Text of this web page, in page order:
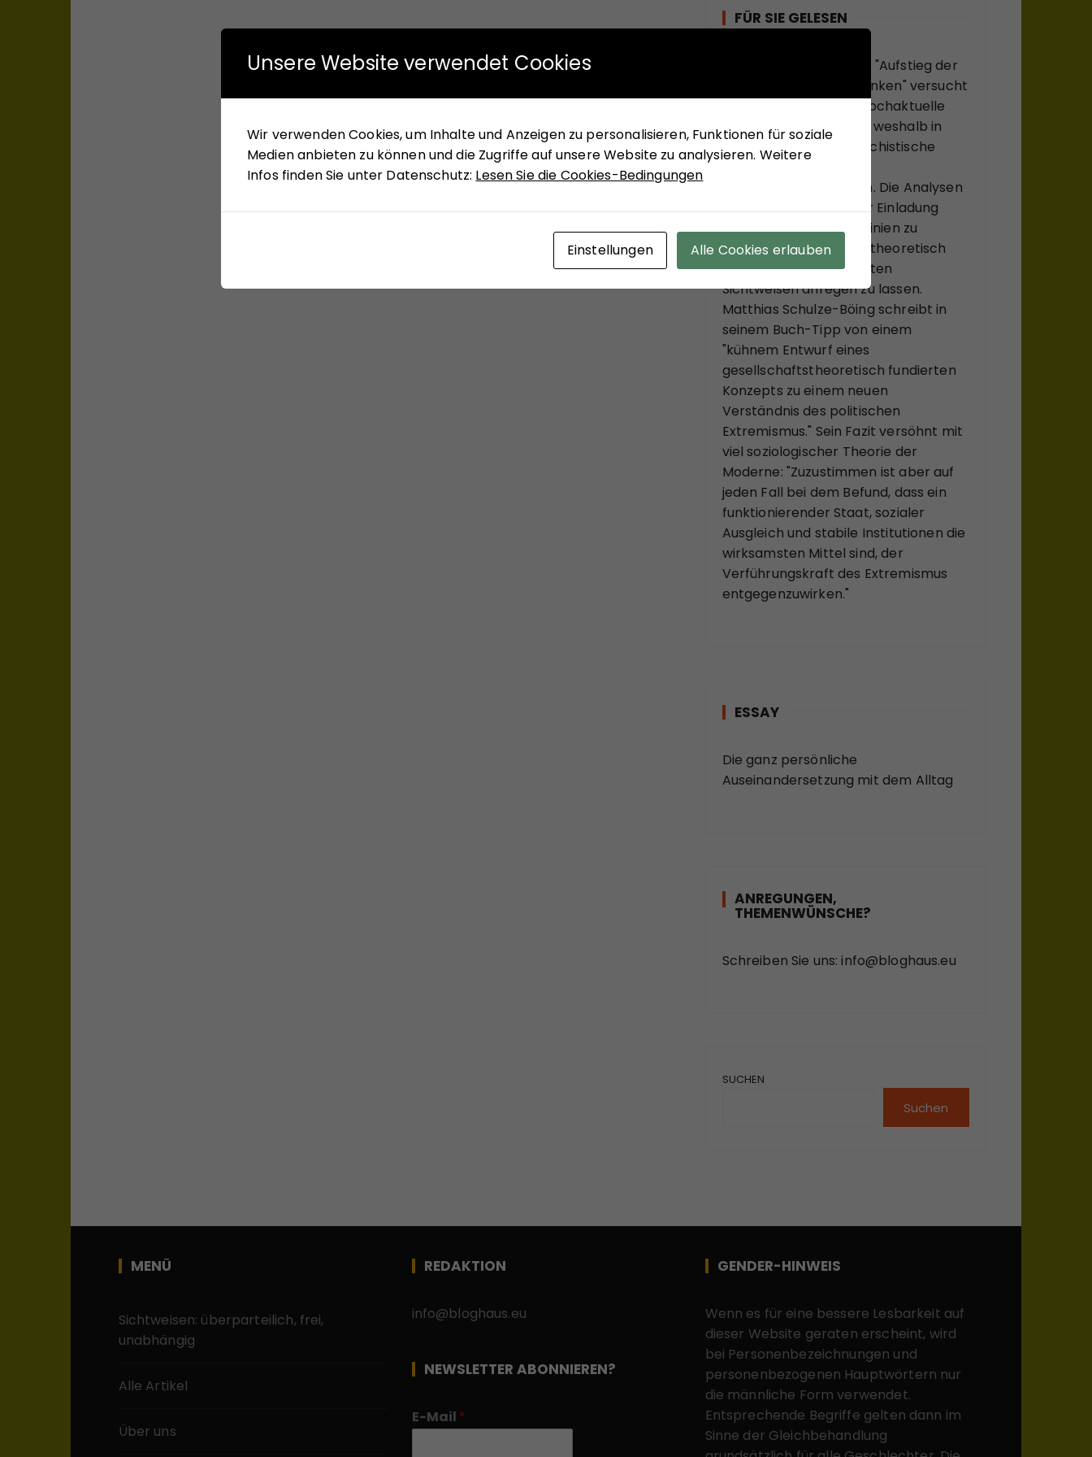
FÜR SIE GELESEN
Mit seinem neuen Buch "Aufstieg der
Rechten, Abstieg der Linken" versucht
Hans-Jürgen Arlt die hochaktuelle
Frage zu beantworten, weshalb in
modernen Ländern faschistische
Anziehungskraft haben. Die Analysen
des Buches sollen einer Einladung
sein, bekannte Diskurslinien zu
verlassen, sich, systemtheoretisch
inspiriert, zu ungewohnten
Sichtweisen anregen zu lassen.
Matthias Schulze-Böing schreibt in
seinem Buch-Tipp von einem
"kühnem Entwurf eines
gesellschaftstheoretisch fundierten
Konzepts zu einem neuen
Verständnis des politischen
Extremismus." Sein Fazit versöhnt mit
viel soziologischer Theorie der
Moderne: "Zuzustimmen ist aber auf
jeden Fall bei dem Befund, dass ein
funktionierender Staat, sozialer
Ausgleich und stabile Institutionen die
wirksamsten Mittel sind, der
Verführungskraft des Extremismus
entgegenzuwirken."
ESSAY
Die ganz persönliche
Auseinandersetzung mit dem Alltag
ANREGUNGEN,
THEMENWÜNSCHE?
Schreiben Sie uns: info@bloghaus.eu
SUCHEN
Suchen
MENÜ
Sichtweisen: überparteilich, frei,
unabhängig
Alle Artikel
Über uns
REDAKTION
info@bloghaus.eu
NEWSLETTER ABONNIEREN?
E-Mail *
GENDER-HINWEIS
Wenn es für eine bessere Lesbarkeit auf
dieser Website geraten erscheint, wird
bei Personenbezeichnungen und
personenbezogenen Hauptwörtern nur
die männliche Form verwendet.
Entsprechende Begriffe gelten dann im
Sinne der Gleichbehandlung
Unsere Website verwendet Cookies
Wir verwenden Cookies, um Inhalte und Anzeigen zu personalisieren, Funktionen für soziale
Medien anbieten zu können und die Zugriffe auf unsere Website zu analysieren. Weitere
Infos finden Sie unter Datenschutz: Lesen Sie die Cookies-Bedingungen
Einstellungen Alle Cookies erlauben